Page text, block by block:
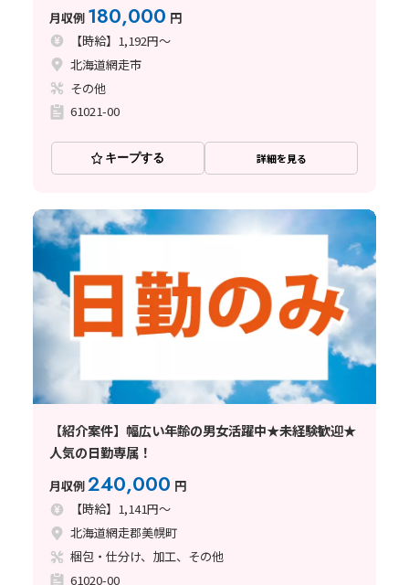
月収例 180,000 円
【時給】1,192円～
北海道網走市
その他
61021-00
キープする 詳細を見る
【紹介案件】幅広い年齢の男女活躍中★未経験歓迎★
人気の日勤専属！
月収例240,000 円
【時給】1,141円～
北海道網走郡美幌町
梱包・仕分け、加工、その他
61020-00